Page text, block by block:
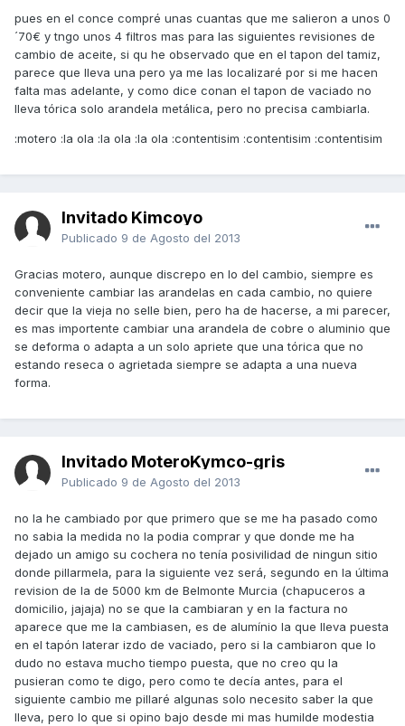
pues en el conce compré unas cuantas que me salieron a unos 0
´70€ y tngo unos 4 filtros mas para las siguientes revisiones de
cambio de aceite, si qu he observado que en el tapon del tamiz,
parece que lleva una pero ya me las localizaré por si me hacen
falta mas adelante, y como dice conan el tapon de vaciado no
lleva tórica solo arandela metálica, pero no precisa cambiarla.
:motero :la ola :la ola :la ola :contentisim :contentisim :contentisim
Invitado Kimcoyo
Publicado 9 de Agosto del 2013
Gracias motero, aunque discrepo en lo del cambio, siempre es
conveniente cambiar las arandelas en cada cambio, no quiere
decir que la vieja no selle bien, pero ha de hacerse, a mi parecer,
es mas importente cambiar una arandela de cobre o aluminio que
se deforma o adapta a un solo apriete que una tórica que no
estando reseca o agrietada siempre se adapta a una nueva
forma.
Invitado MoteroKymco-gris
Publicado 9 de Agosto del 2013
no la he cambiado por que primero que se me ha pasado como
no sabia la medida no la podia comprar y que donde me ha
dejado un amigo su cochera no tenía posivilidad de ningun sitio
donde pillarmela, para la siguiente vez será, segundo en la última
revision de la de 5000 km de Belmonte Murcia (chapuceros a
domicilio, jajaja) no se que la cambiaran y en la factura no
aparece que me la cambiasen, es de alumínio la que lleva puesta
en el tapón laterar izdo de vaciado, pero si la cambiaron que lo
dudo no estava mucho tiempo puesta, que no creo qu la
pusieran como te digo, pero como te decía antes, para el
siguiente cambio me pillaré algunas solo necesito saber la que
lleva, pero lo que si opino bajo desde mi mas humilde modestia